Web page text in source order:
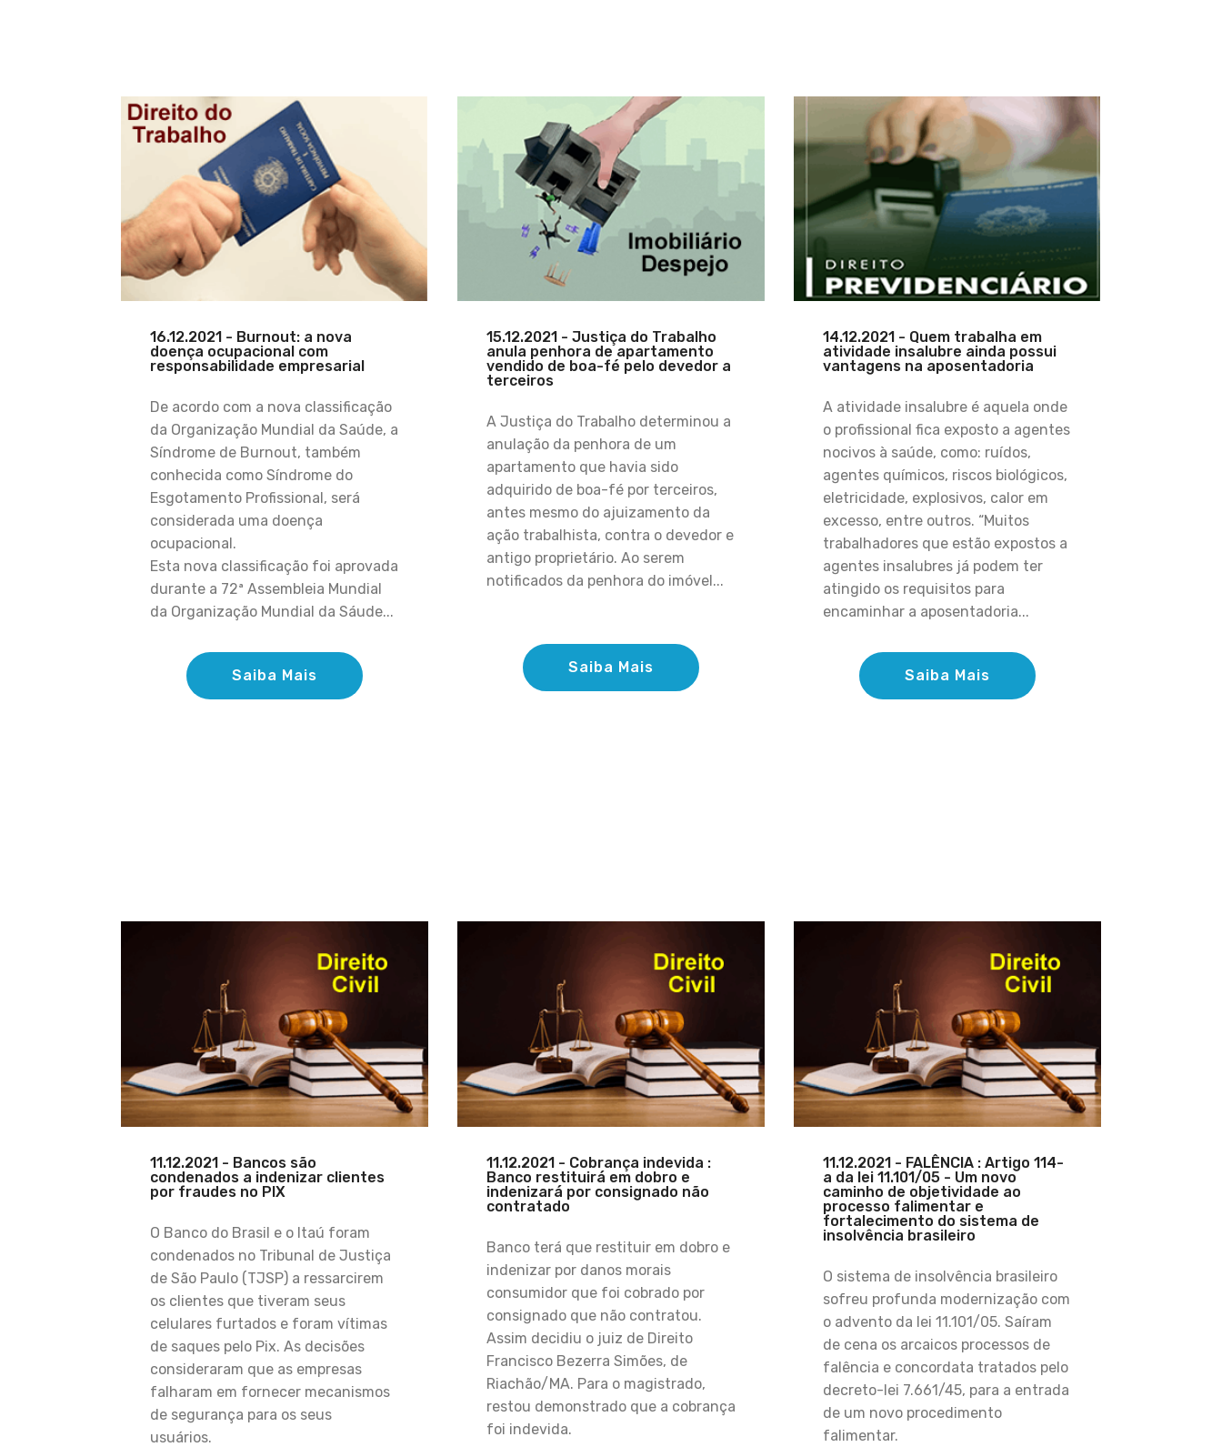
16.12.2021 - Burnout: a nova
doença ocupacional com
responsabilidade empresarial
De acordo com a nova classificação
da Organização Mundial da Saúde, a
Síndrome de Burnout, também
conhecida como Síndrome do
Esgotamento Profissional, será
considerada uma doença
ocupacional.
Esta nova classificação foi aprovada
durante a 72ª Assembleia Mundial
da Organização Mundial da Sáude...
Saiba Mais
15.12.2021 - Justiça do Trabalho
anula penhora de apartamento
vendido de boa-fé pelo devedor a
terceiros
A Justiça do Trabalho determinou a
anulação da penhora de um
apartamento que havia sido
adquirido de boa-fé por terceiros,
antes mesmo do ajuizamento da
ação trabalhista, contra o devedor e
antigo proprietário. Ao serem
notificados da penhora do imóvel...
Saiba Mais
14.12.2021 - Quem trabalha em
atividade insalubre ainda possui
vantagens na aposentadoria
A atividade insalubre é aquela onde
o profissional fica exposto a agentes
nocivos à saúde, como: ruídos,
agentes químicos, riscos biológicos,
eletricidade, explosivos, calor em
excesso, entre outros. “Muitos
trabalhadores que estão expostos a
agentes insalubres já podem ter
atingido os requisitos para
encaminhar a aposentadoria...
Saiba Mais
11.12.2021 - Bancos são
condenados a indenizar clientes
por fraudes no PIX
O Banco do Brasil e o Itaú foram
condenados no Tribunal de Justiça
de São Paulo (TJSP) a ressarcirem
os clientes que tiveram seus
celulares furtados e foram vítimas
de saques pelo Pix. As decisões
consideraram que as empresas
falharam em fornecer mecanismos
de segurança para os seus
usuários.
11.12.2021 - Cobrança indevida :
Banco restituirá em dobro e
indenizará por consignado não
contratado
Banco terá que restituir em dobro e
indenizar por danos morais
consumidor que foi cobrado por
consignado que não contratou.
Assim decidiu o juiz de Direito
Francisco Bezerra Simões, de
Riachão/MA. Para o magistrado,
restou demonstrado que a cobrança
foi indevida.
11.12.2021 - FALÊNCIA : Artigo 114-
a da lei 11.101/05 - Um novo
caminho de objetividade ao
processo falimentar e
fortalecimento do sistema de
insolvência brasileiro
O sistema de insolvência brasileiro
sofreu profunda modernização com
o advento da lei 11.101/05. Saíram
de cena os arcaicos processos de
falência e concordata tratados pelo
decreto-lei 7.661/45, para a entrada
de um novo procedimento
falimentar.